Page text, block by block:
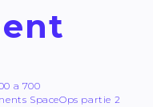
a 700
SpaceOps partie 2